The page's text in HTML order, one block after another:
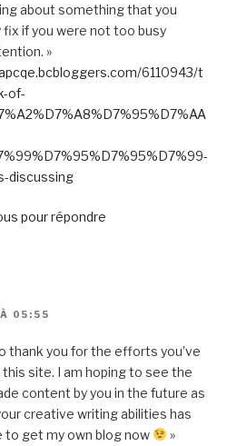
about something that you
fix if you were not too busy
»
6110943/t
of-
discussing
pour répondre
05:55
thank you for the efforts you’ve
this site. I am hoping to see the
content by you in the future as
creative writing abilities has
get my own blog now
»